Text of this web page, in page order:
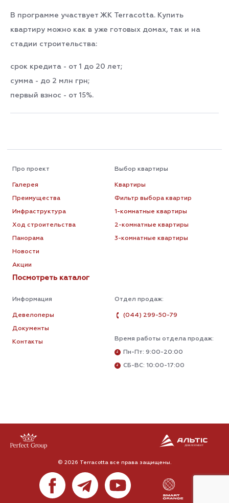
В программе участвует ЖК Terracotta. Купить
квартиру можно как в уже готовых домах, так и на
стадии строительства:
срок кредита - от 1 до 20 лет;
сумма - до 2 млн грн;
первый взнос - от 15%.
Про проект
Галерея
Преимущества
Инфраструктура
Ход строительства
Панорама
Новости
Акции
Посмотреть каталог
Выбор квартиры
Квартиры
Фильтр выбора квартир
1-комнатные квартиры
2-комнатные квартиры
3-комнатные квартиры
Информация
Девелоперы
Документы
Контакты
Отдел продаж:
(044) 299-50-79
Время работы отдела продаж:
Пн-Пт: 9:00-20:00
СБ-ВС: 10:00-17:00
© 2026 Terracotta все права защищены.